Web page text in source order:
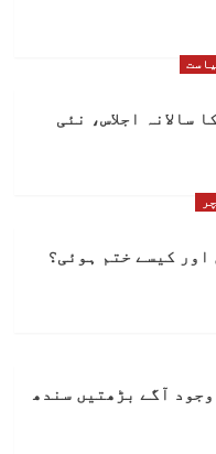
سالانہ اجلاس، نئی
کیسے ختم ہوئی؟
آگے بڑھتیں سندھ